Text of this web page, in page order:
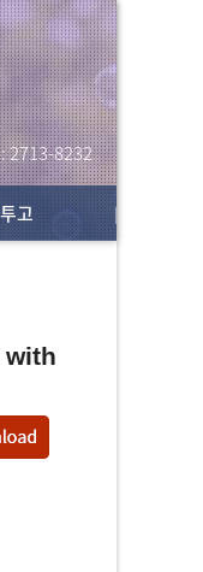
2713-8232
고
다운로드